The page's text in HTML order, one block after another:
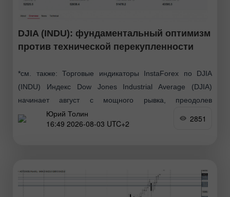
DJIA (INDU): фундаментальный оптимизм
против технической перекупленности
*см. также: Торговые индикаторы InstaForex по DJIA
(INDU) Индекс Dow Jones Industrial Average (DJIA)
начинает август с мощного рывка, преодолев
психологическую отметку 53000.00 пунктов на фоне
снижения геополитической напряженности
Юрий Толин
16:49 2026-08-03 UTC+2
2851